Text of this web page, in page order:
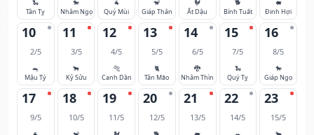
🐍
Tân Tỵ
🐎
Nhâm Ngọ
🐐
Quý Mùi
🐒
Giáp Thân
🐓
Ất Dậu
🐕
Bính Tuất
🐖
Đinh Hợi
10
2/5
🐀
Mậu Tý
11
3/5
🐂
Kỷ Sửu
12
4/5
🐅
Canh Dần
13
5/5
🐈
Tân Mão
14
6/5
🐉
Nhâm Thìn
15
7/5
🐍
Quý Tỵ
16
8/5
🐎
Giáp Ngọ
17
9/5
18
10/5
19
11/5
20
12/5
21
13/5
22
14/5
23
15/5